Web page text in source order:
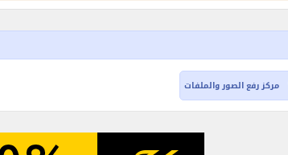
مركز رفع الصور والملفات